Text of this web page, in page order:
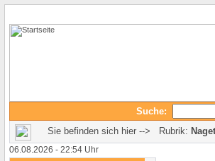
Suche:
Sie befinden sich hier --> Rubrik:
06.08.2026 - 22:54 Uhr